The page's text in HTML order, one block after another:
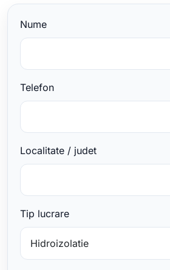
Nume
Telefon
Localitate / judet
Tip lucrare